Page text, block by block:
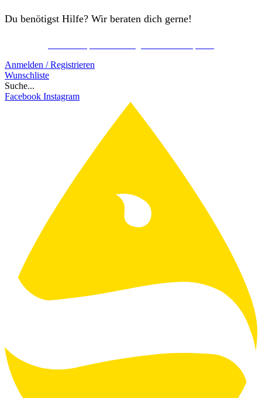
Du benötigst Hilfe? Wir beraten dich gerne!
Anmelden / Registrieren
Wunschliste
Suche...
Facebook Instagram